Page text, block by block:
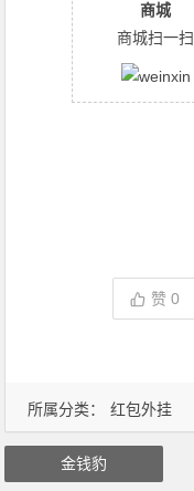
所属分类： 红包外挂
商城
商城扫一扫
赞0
金钱豹